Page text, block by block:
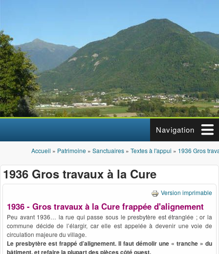
Navigation
Vous êtes ici
Accueil » Patrimoine » Sanctuaires » Textes à l'appui » 1936 Gros
1936 Gros travaux à la Cure
Version imprimable
1936 - Gros travaux à la Cure frappée d'alignement
Peu avant 1936… la rue qui passe sous le presbytère est étranglée ; or la
commune décide de l’élargir, car elle est appelée à devenir une voie de
circulation majeure du village.
Le presbytère est frappé d’alignement. Il faut démolir une « tranche » du
bâtiment, et refaire la plupart des pièces côté ouest.